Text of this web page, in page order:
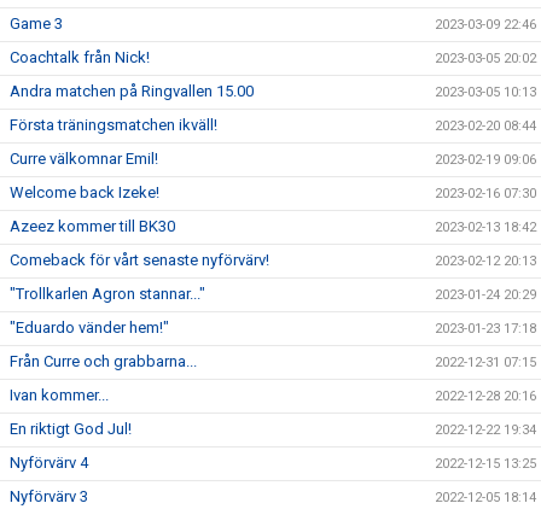
Game 3 2023-03-09 22:46
Coachtalk från Nick! 2023-03-05 20:02
Andra matchen på Ringvallen 15.00 2023-03-05 10:13
Första träningsmatchen ikväll! 2023-02-20 08:44
Curre välkomnar Emil! 2023-02-19 09:06
Welcome back Izeke! 2023-02-16 07:30
Azeez kommer till BK30 2023-02-13 18:42
Comeback för vårt senaste nyförvärv! 2023-02-12 20:13
"Trollkarlen Agron stannar..." 2023-01-24 20:29
"Eduardo vänder hem!" 2023-01-23 17:18
Från Curre och grabbarna... 2022-12-31 07:15
Ivan kommer... 2022-12-28 20:16
En riktigt God Jul! 2022-12-22 19:34
Nyförvärv 4 2022-12-15 13:25
Nyförvärv 3 2022-12-05 18:14